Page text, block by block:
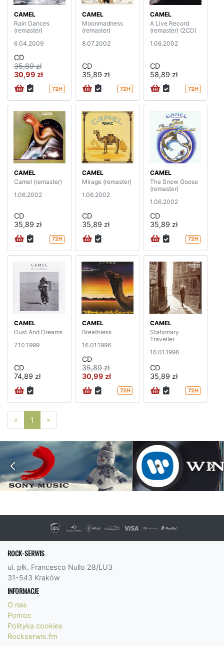
CAMEL
Rain Dances
(remaster)
6.04.2009
CD
35,89 zł
30,99 zł
72H
CAMEL
Moonmadness
(remaster)
8.07.2002
CD
35,89 zł
72H
CAMEL
A Live Record
(remaster) (2CD)
1.06.2002
CD
58,89 zł
72H
CAMEL
Camel (remaster)
1.06.2002
CD
35,89 zł
72H
CAMEL
Mirage (remaster)
1.06.2002
CD
35,89 zł
CAMEL
The Snow Goose
(remaster)
1.06.2002
CD
35,89 zł
72H
CAMEL
Dust And Dreams
7.10.1999
CD
74,89 zł
CAMEL
Breathless
16.01.1996
CD
35,89 zł
30,99 zł
72H
CAMEL
Stationary
Traveller
16.01.1996
CD
35,89 zł
72H
« Poprzednia strona
1 »
ROCK-SERWIS
ul. płk. Francesco Nullo 28/LU3
31-543 Kraków
INFORMACJE
O nas
Pomoc
Polityka cookies
Rockserwis.fm